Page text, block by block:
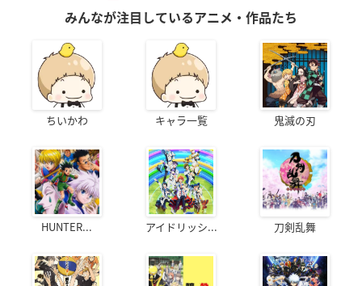
みんなが注目しているアニメ・作品たち
ちいかわ キャラ一覧 鬼滅の刃
HUNTER... アイドリッシ... 刀剣乱舞